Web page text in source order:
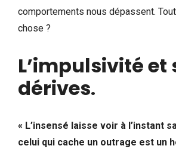
comportements nous dépassent.
chose ?
L’impulsivité et
dérives.
« L’insensé laisse voir à l’instant
celui qui cache un outrage est un